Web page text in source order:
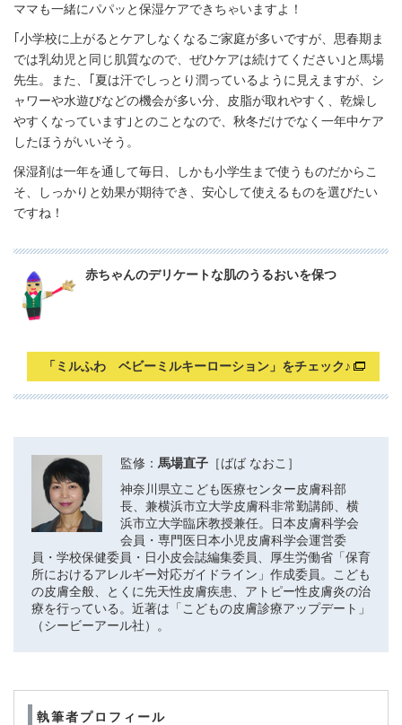
ママも一緒にパパッと保湿ケアできちゃいますよ！
｢小学校に上がるとケアしなくなるご家庭が多いですが、思春期ま
では乳幼児と同じ肌質なので、ぜひケアは続けてください｣と馬場
先生。また、｢夏は汗でしっとり潤っているように見えますが、シ
ャワーや水遊びなどの機会が多い分、皮脂が取れやすく、乾燥し
やすくなっています｣とのことなので、秋冬だけでなく一年中ケア
したほうがいいそう。
保湿剤は一年を通して毎日、しかも小学生まで使うものだからこ
そ、しっかりと効果が期待でき、安心して使えるものを選びたい
ですね！
赤ちゃんのデリケートな肌のうるおいを保つ
「ミルふわ ベビーミルキーローション」をチェック♪
監修： 馬場直子 ［ばば なおこ］
神奈川県立こども医療センター皮膚科部
長、兼横浜市立大学皮膚科非常勤講師、横
浜市立大学臨床教授兼任。日本皮膚科学会
会員・専門医日本小児皮膚科学会運営委
員・学校保健委員・日小皮会誌編集委員、厚生労働省「保育
所におけるアレルギー対応ガイドライン」作成委員。こども
の皮膚全般、とくに先天性皮膚疾患、アトピー性皮膚炎の治
療を行っている。近著は「こどもの皮膚診療アップデート」
（シービーアール社）。
執筆者プロフィール